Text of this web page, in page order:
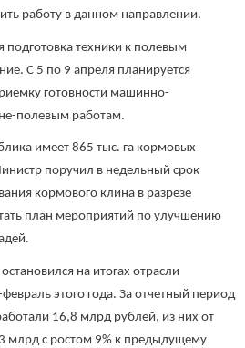
работу в данном направлении.
подготовка техники к полевым
С 5 по 9 апреля планируется
готовности машинно-
полевым работам.
имеет 865 тыс. га кормовых
поручил в недельный срок
кормового клина в разрезе
план мероприятий по улучшению
на итогах отрасли
этого года. За отчетный период
16,8 млрд рублей, из них от
млрд с ростом 9% к предыдущему